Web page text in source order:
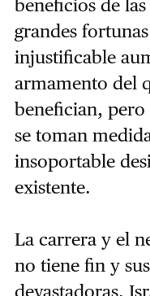
beneficios de
grandes
injustificable
armamento del
benefician,
se toman
insoportable
existente.
La carrera y el
no tiene fin y
devastadoras.